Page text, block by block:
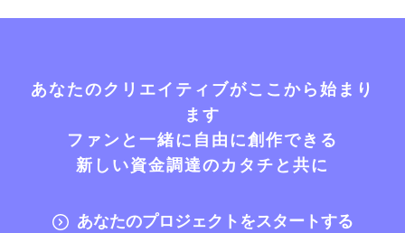
あなたのクリエイティブがここから始まり
ます
ファンと一緒に自由に創作できる
新しい資金調達のカタチと共に
あなたのプロジェクトをスタートする